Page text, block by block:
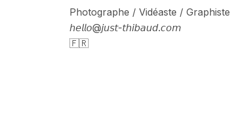
Photographe / Vidéaste / Graphiste
𝘩𝘦𝘭𝘭𝘰@𝘫𝘶𝘴𝘵-𝘵𝘩𝘪𝘣𝘢𝘶𝘥.𝘤𝘰𝘮
🇫🇷